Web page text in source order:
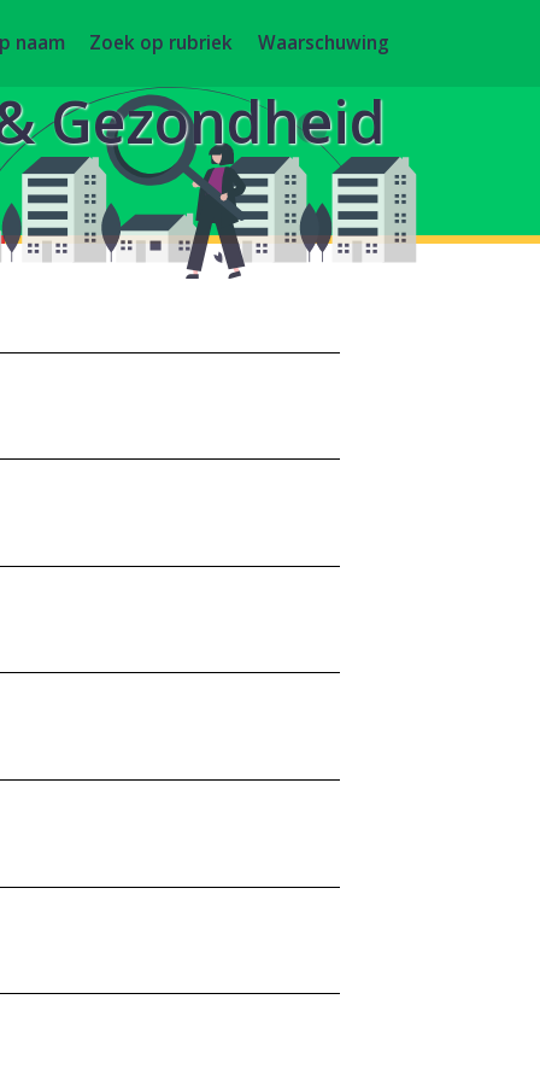
naam Zoek op rubriek Waarschuwing
Gezondheid